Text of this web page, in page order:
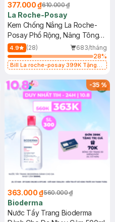
377.000 ₫610.000 ₫
La Roche-Posay
Kem Chống Nắng La Roche-
Posay Phổ Rộng, Nâng Tông
Kiềm Dầu 50ml
4.9 (28)
683/tháng
28%
Bill La roche-posay 399K Tặng
(SL có hạn)
-35%
363.000 ₫560.000 ₫
Bioderma
Nước Tẩy Trang Bioderma